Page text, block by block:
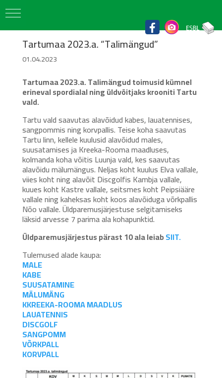
Tartumaa 2023.a. “Talimängud”
01.04.2023
Tartumaa 2023.a. Talimängud toimusid kümnel
erineval spordialal ning üldvõitjaks krooniti Tartu
vald.
Tartu vald saavutas alavõidud kabes, lauatennises,
sangpommis ning korvpallis. Teise koha saavutas
Tartu linn, kellele kuulusid alavõidud males,
suusatamises ja Kreeka-Rooma maadluses,
kolmanda koha võitis Luunja vald, kes saavutas
alavõidu mälumängus. Neljas koht kuulus Elva vallale,
viies koht ning alavõit Discgolfis Kambja vallale,
kuues koht Kastre vallale, seitsmes koht Peipsiääre
vallale ning kaheksas koht koos alavõiduga võrkpallis
Nõo vallale. Üldparemusjärjestuse selgitamiseks
läksid arvesse 7 parima ala kohapunktid.
Üldparemusjärjestus pärast 10 ala leiabSIIT.
Tulemused alade kaupa:
MALE
KABE
SUUSATAMINE
MÄLUMÄNG
KKREEKA-ROOMA MAADLUS
LAUATENNIS
DISCGOLF
SANGPOMM
VÕRKPALL
KORVPALL